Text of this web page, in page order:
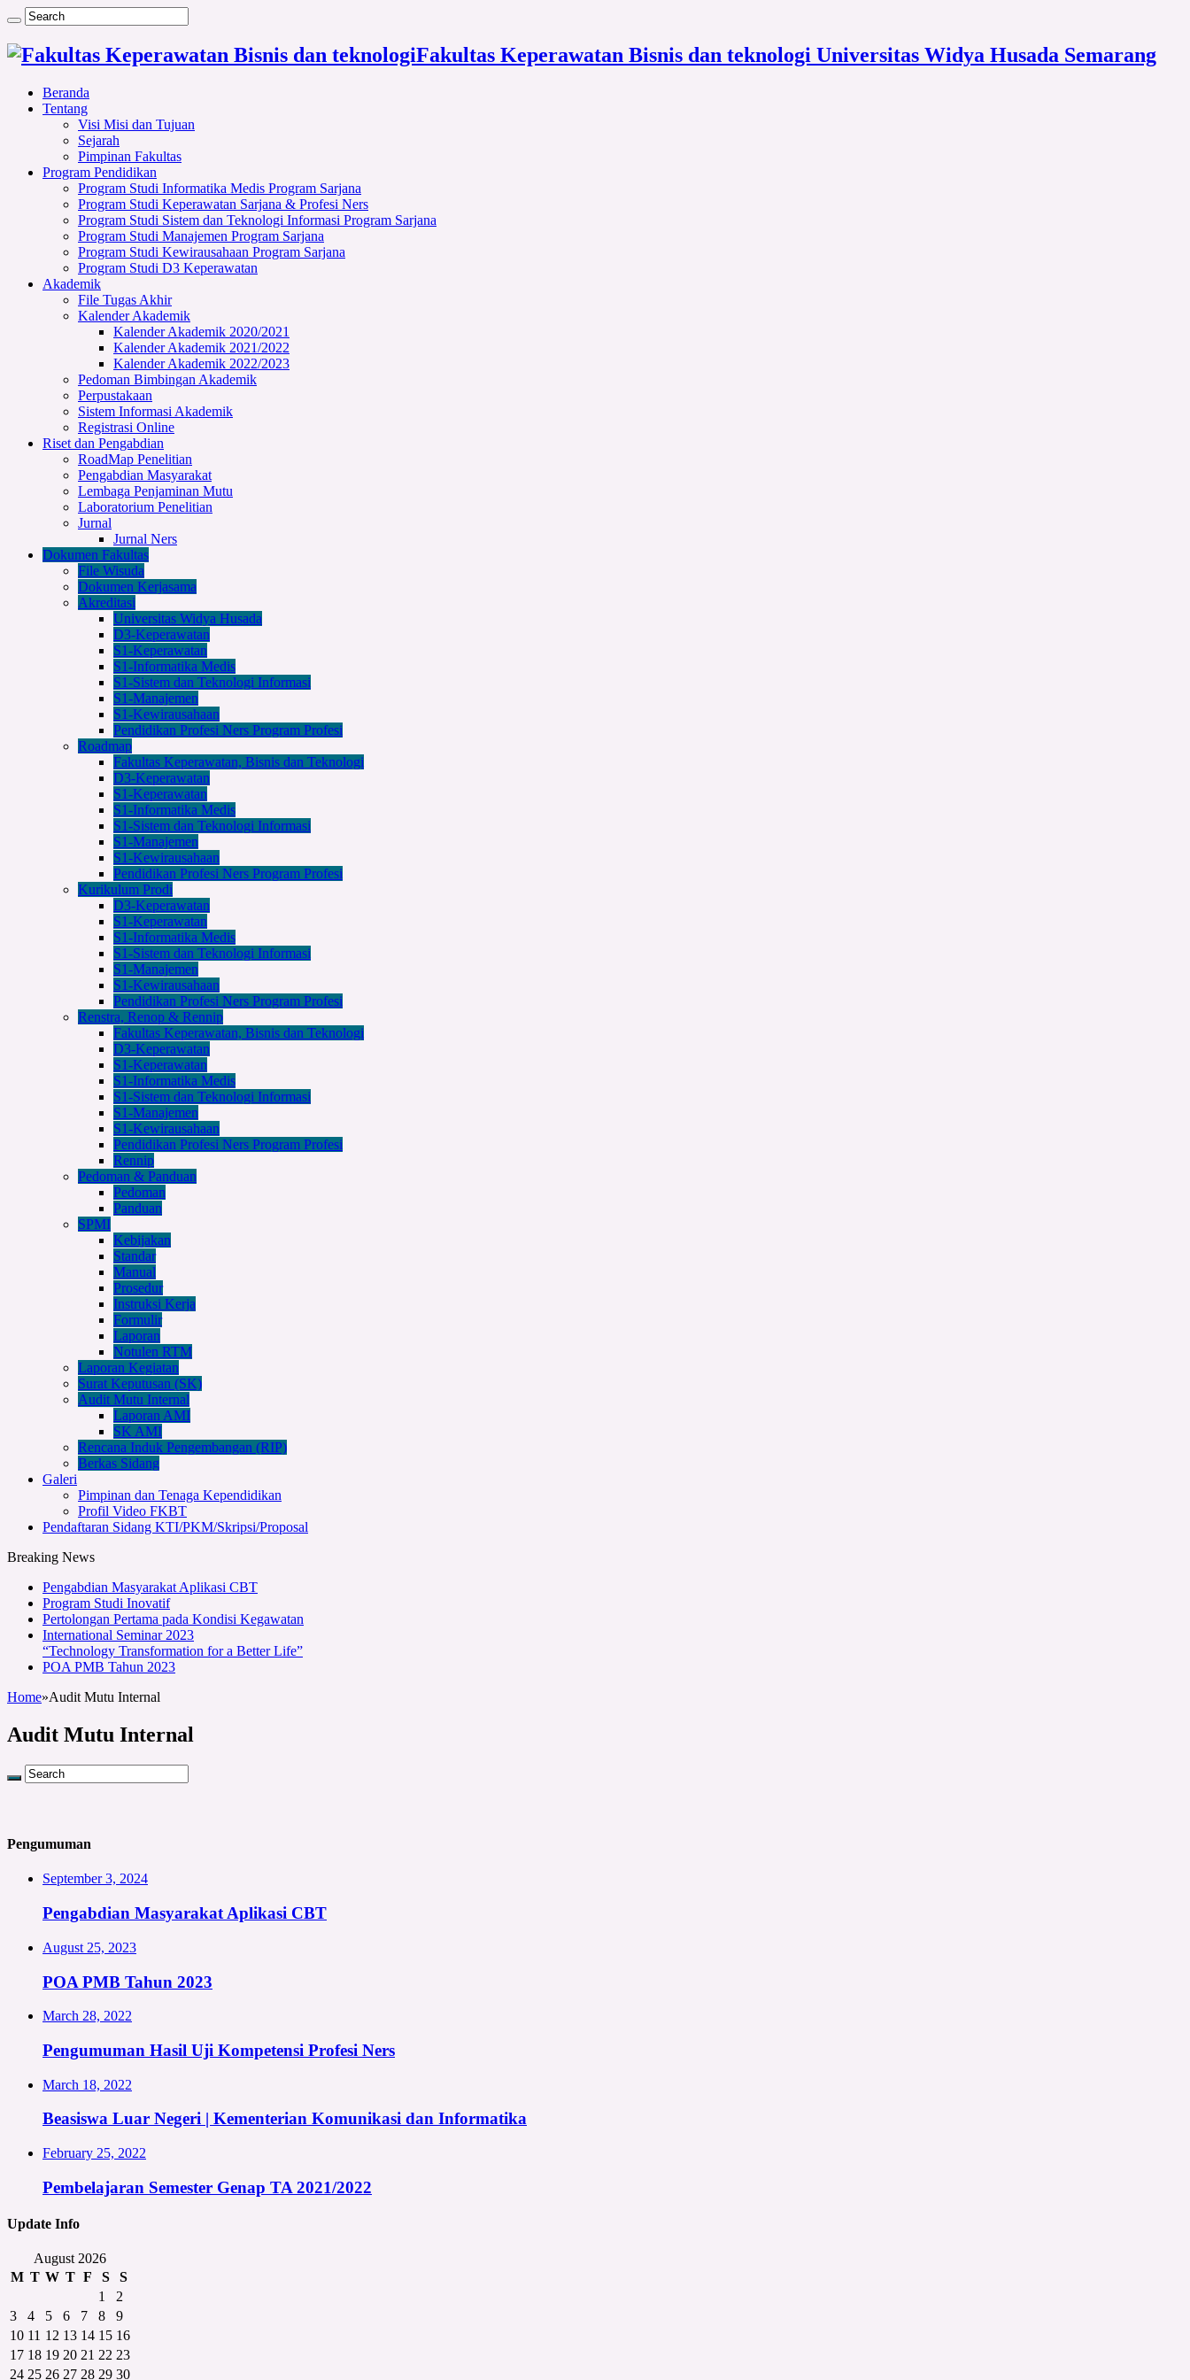
Fakultas Keperawatan Bisnis dan teknologi Universitas Widya Husada Semarang
Beranda
Tentang
Visi Misi dan Tujuan
Sejarah
Pimpinan Fakultas
Program Pendidikan
Program Studi Informatika Medis Program Sarjana
Program Studi Keperawatan Sarjana & Profesi Ners
Program Studi Sistem dan Teknologi Informasi Program Sarjana
Program Studi Manajemen Program Sarjana
Program Studi Kewirausahaan Program Sarjana
Program Studi D3 Keperawatan
Akademik
File Tugas Akhir
Kalender Akademik
Kalender Akademik 2020/2021
Kalender Akademik 2021/2022
Kalender Akademik 2022/2023
Pedoman Bimbingan Akademik
Perpustakaan
Sistem Informasi Akademik
Registrasi Online
Riset dan Pengabdian
RoadMap Penelitian
Pengabdian Masyarakat
Lembaga Penjaminan Mutu
Laboratorium Penelitian
Jurnal
Jurnal Ners
Dokumen Fakultas
File Wisuda
Dokumen Kerjasama
Akreditasi
Universitas Widya Husada
D3-Keperawatan
S1-Keperawatan
S1-Informatika Medis
S1-Sistem dan Teknologi Informasi
S1-Manajemen
S1-Kewirausahaan
Pendidikan Profesi Ners Program Profesi
Roadmap
Fakultas Keperawatan, Bisnis dan Teknologi
D3-Keperawatan
S1-Keperawatan
S1-Informatika Medis
S1-Sistem dan Teknologi Informasi
S1-Manajemen
S1-Kewirausahaan
Pendidikan Profesi Ners Program Profesi
Kurikulum Prodi
D3-Keperawatan
S1-Keperawatan
S1-Informatika Medis
S1-Sistem dan Teknologi Informasi
S1-Manajemen
S1-Kewirausahaan
Pendidikan Profesi Ners Program Profesi
Renstra, Renop & Rennip
Fakultas Keperawatan, Bisnis dan Teknologi
D3-Keperawatan
S1-Keperawatan
S1-Informatika Medis
S1-Sistem dan Teknologi Informasi
S1-Manajemen
S1-Kewirausahaan
Pendidikan Profesi Ners Program Profesi
Rennip
Pedoman & Panduan
Pedoman
Panduan
SPMI
Kebijakan
Standar
Manual
Prosedur
Instruksi Kerja
Formulir
Laporan
Notulen RTM
Laporan Kegiatan
Surat Keputusan (SK)
Audit Mutu Internal
Laporan AMI
SK AMI
Rencana Induk Pengembangan (RIP)
Berkas Sidang
Galeri
Pimpinan dan Tenaga Kependidikan
Profil Video FKBT
Pendaftaran Sidang KTI/PKM/Skripsi/Proposal
Breaking News
Pengabdian Masyarakat Aplikasi CBT
Program Studi Inovatif
Pertolongan Pertama pada Kondisi Kegawatan
International Seminar 2023
“Technology Transformation for a Better Life”
POA PMB Tahun 2023
Home»Audit Mutu Internal
Audit Mutu Internal
Pengumuman
September 3, 2024
Pengabdian Masyarakat Aplikasi CBT
August 25, 2023
POA PMB Tahun 2023
March 28, 2022
Pengumuman Hasil Uji Kompetensi Profesi Ners
March 18, 2022
Beasiswa Luar Negeri | Kementerian Komunikasi dan Informatika
February 25, 2022
Pembelajaran Semester Genap TA 2021/2022
Update Info
August 2026
M T W T F S
S
1
2
3
4 5 6 7 8
9
10 11 12 13 14 15 16
17 18 19 20 21 22 23
24 25 26 27 28 29 30